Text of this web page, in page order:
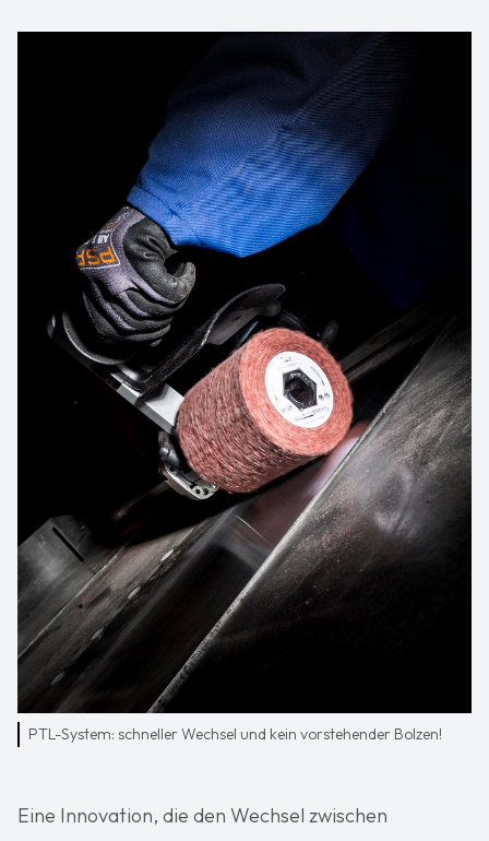
PTL-System: schneller Wechsel und kein vorstehender Bolzen!
Eine Innovation, die den Wechsel zwischen